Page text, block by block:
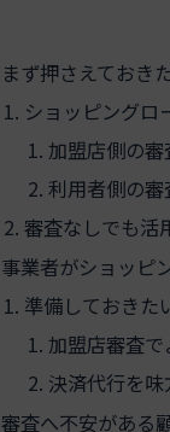
まず押さえておき
ショッピングロ
加盟店側の
利用者側の
審査なしでも活
事業者がショッピ
準備しておきた
加盟店審査
決済代行を味
審査へ不安がある